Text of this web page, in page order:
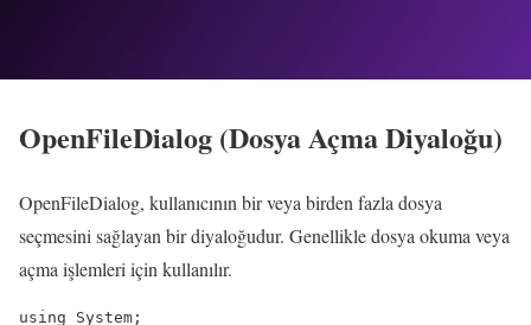
OpenFileDialog (Dosya Açma Diyaloğu)
OpenFileDialog, kullanıcının bir veya birden fazla dosya
seçmesini sağlayan bir diyaloğudur. Genellikle dosya okuma veya
açma işlemleri için kullanılır.
using System;